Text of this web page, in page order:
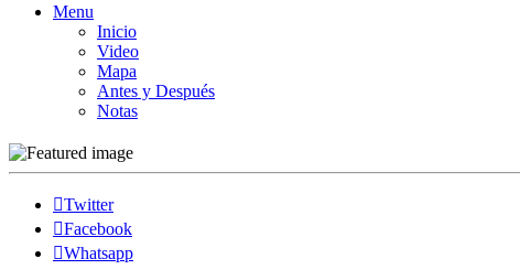
Menu
Inicio
Video
Mapa
Antes y Después
Notas
Twitter
Facebook
Whatsapp